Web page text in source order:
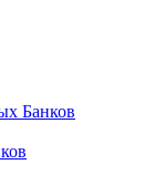
Банков